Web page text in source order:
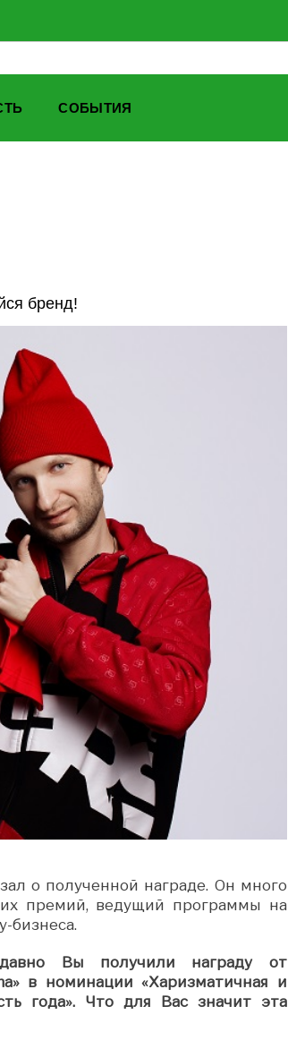
СОБЫТИЯ
бренд!
о полученной награде. Он много
премий, ведущий программы на
бизнеса.
Вы получили награду от
» в номинации «Харизматичная и
года». Что для Вас значит эта